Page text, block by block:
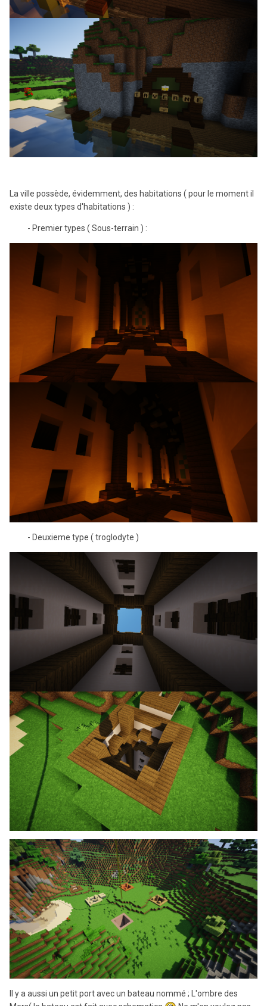
La ville possède, évidemment, des habitations ( pour le moment il
existe deux types d'habitations ) :
- Premier types ( Sous-terrain ) :
- Deuxieme type ( troglodyte )
Il y a aussi un petit port avec un bateau nommé ; L'ombre des